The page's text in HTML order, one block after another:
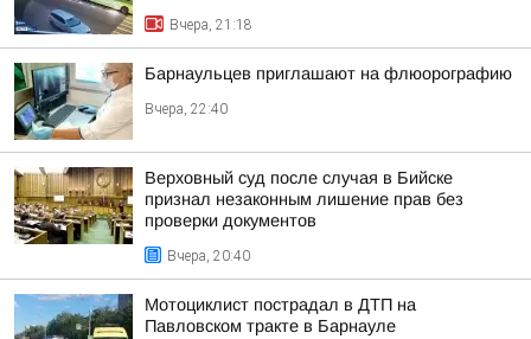
Вчера, 21:18
Барнаульцев приглашают на флюорографию
Вчера, 22:40
Верховный суд после случая в Бийске
признал незаконным лишение прав без
проверки документов
Вчера, 20:40
Мотоциклист пострадал в ДТП на
Павловском тракте в Барнауле